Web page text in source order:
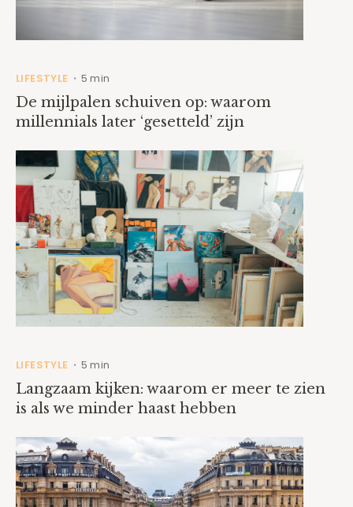
LIFESTYLE • 5 min
De mijlpalen schuiven op: waarom
millennials later ‘gesetteld’ zijn
LIFESTYLE • 5 min
Langzaam kijken: waarom er meer te zien
is als we minder haast hebben